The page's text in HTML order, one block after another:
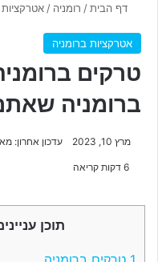
דף הבית/ רומניה / אטרקציות
אטרקציות ברומניה
ברומניה
מרץ 10, 2023 עדכון אחרון: מאי 11,
תוכן